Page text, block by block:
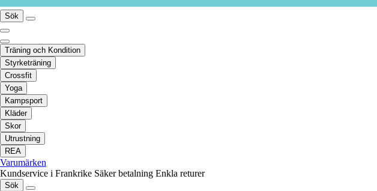
Sök
Träning och Kondition
Styrketräning
Crossfit
Yoga
Kampsport
Kläder
Skor
Utrustning
REA
Varumärken
Kundservice i Frankrike Säker betalning Enkla returer
Sök